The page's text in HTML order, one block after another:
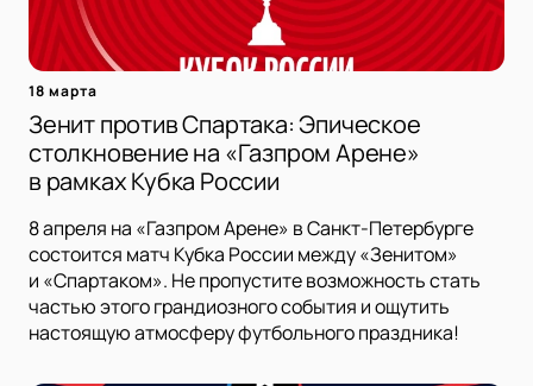
18 марта
Зенит против Спартака: Эпическое
столкновение на «Газпром Арене»
в рамках Кубка России
8 апреля на «Газпром Арене» в Санкт-Петербурге
состоится матч Кубка России между «Зенитом»
и «Спартаком». Не пропустите возможность стать
частью этого грандиозного события и ощутить
настоящую атмосферу футбольного праздника!